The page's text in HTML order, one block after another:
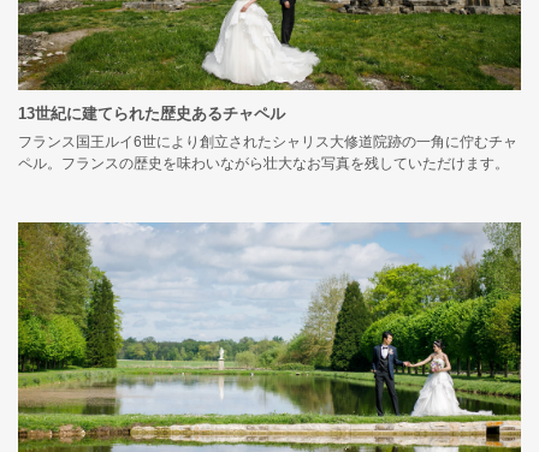
13世紀に建てられた歴史あるチャペル
フランス国王ルイ6世により創立されたシャリス大修道院跡の一角に佇むチャ
ペル。フランスの歴史を味わいながら壮大なお写真を残していただけます。